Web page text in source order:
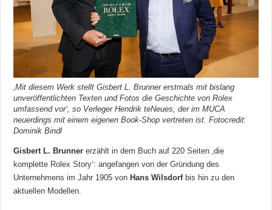
‚Mit diesem Werk stellt Gisbert L. Brunner erstmals mit bislang
unveröffentlichten Texten und Fotos die Geschichte von Rolex
umfassend vor‘, so Verleger Hendrik teNeues, der im MUCA
neuerdings mit einem eigenen Book-Shop vertreten ist. Fotocredit:
Dominik Bindl
Gisbert L. Brunner erzählt in dem Buch auf 220 Seiten ‚die
komplette Rolex Story‘: angefangen von der Gründung des
Unternehmens im Jahr 1905 vonHans Wilsdorfbis hin zu den
aktuellen Modellen.